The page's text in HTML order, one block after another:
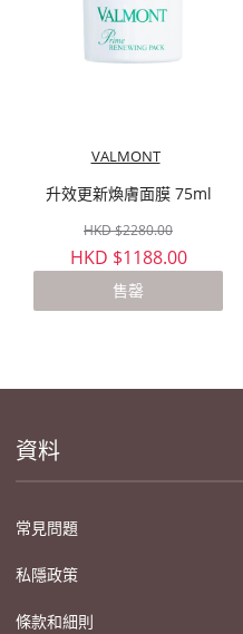
VALMONT
升效更新煥膚面膜 75ml
HKD $2280.00
HKD $1188.00
售罄
資料
常見問題
私隱政策
條款和細則